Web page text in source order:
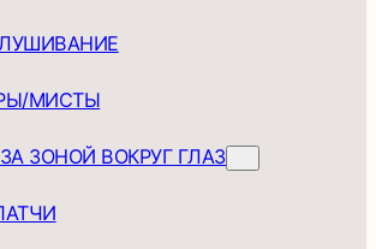
МИСТЫ
ЗОНОЙ ВОКРУГ ГЛАЗ